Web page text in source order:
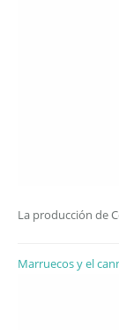
La producción de
Marruecos y el